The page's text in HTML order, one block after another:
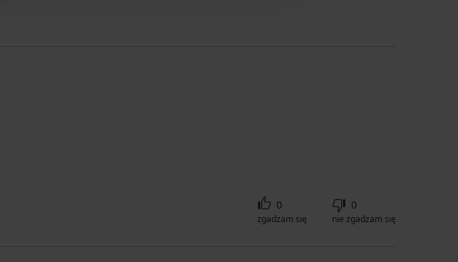
0
zgadzam się
0
nie zgadzam się